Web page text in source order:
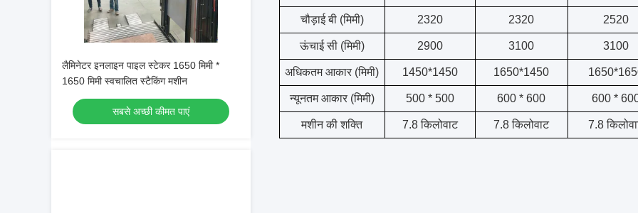
लैमिनेटर इनलाइन पाइल स्टेकर 1650 मिमी *
1650 मिमी स्वचालित स्टैकिंग मशीन
सबसे अच्छी कीमत पाएं
चौड़ाई बी (मिमी) 2320 2320 2520
ऊंचाई सी (मिमी) 2900 3100 3100
अधिकतम आकार (मिमी) 1450*1450 1650*1450
न्यूनतम आकार (मिमी) 500 * 500 600 * 600 600 *
मशीन की शक्ति 7.8 किलोवाट 7.8 किलोवाट 7.8